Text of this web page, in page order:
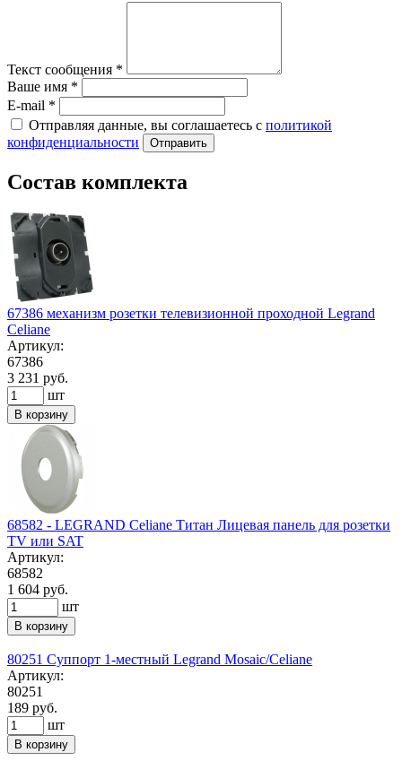
Текст сообщения *
Ваше имя *
E-mail *
Отправляя данные, вы соглашаетесь с политикой
конфиденциальности
Отправить
Состав комплекта
67386 механизм розетки телевизионной проходной Legrand
Celiane
Артикул:
67386
3 231 руб.
шт
В корзину
68582 - LEGRAND Celiane Титан Лицевая панель для розетки
TV или SAT
Артикул:
68582
1 604 руб.
шт
В корзину
80251 Суппорт 1-местный Legrand Mosaic/Celiane
Артикул:
80251
189 руб.
шт
В корзину